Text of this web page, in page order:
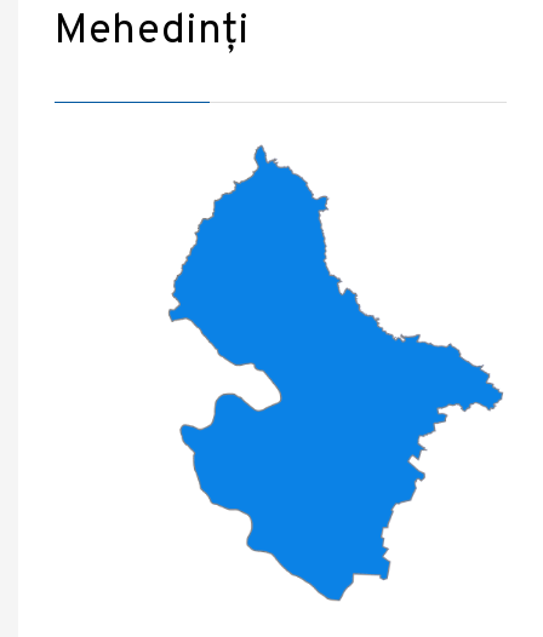
Mehedinți